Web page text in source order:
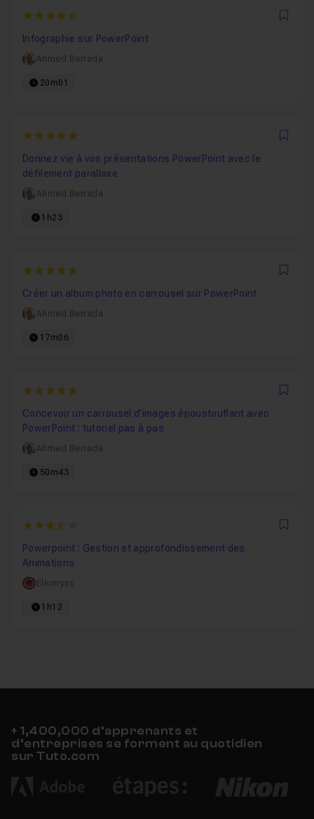
4.9166666666667
Infographie sur PowerPoint
Ahmed Berrada
20m01
5
Donnez vie à vos présentations PowerPoint avec le
défilement parallaxe
Ahmed Berrada
1h23
5
Créer un album photo en carrousel sur PowerPoint
Ahmed Berrada
17m06
5
Concevoir un carrousel d'images époustouflant avec
PowerPoint : tutoriel pas à pas
Ahmed Berrada
50m43
3.8333333333333
Powerpoint : Gestion et approfondissement des
Animations
Ellunrysc
1h12
+ 1,400,000 d’apprenants et
d’entreprises se forment au quotidien
sur Tuto.com